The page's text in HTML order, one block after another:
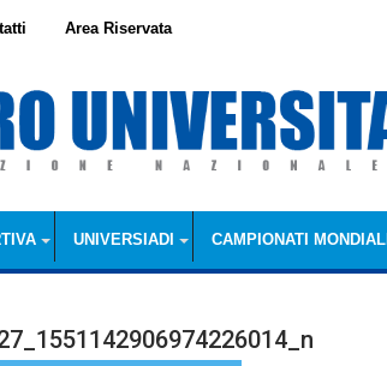
UNIVERSIADI CAMPIONATI MONDIALI
Area Riservata